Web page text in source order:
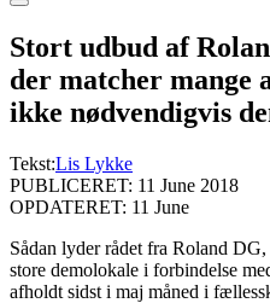
Stort udbud af
der matcher mange
ikke nødvendigvis
Tekst:Lis Lykke
PUBLICERET: 11 June 2018
OPDATERET: 11 June
Sådan lyder rådet fra Roland
store demolokale i forbindelse
afholdt sidst i maj måned i